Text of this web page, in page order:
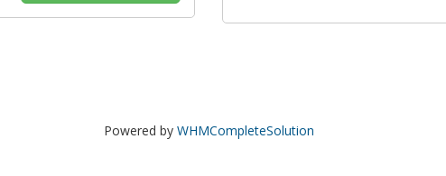
Powered by WHMCompleteSolution